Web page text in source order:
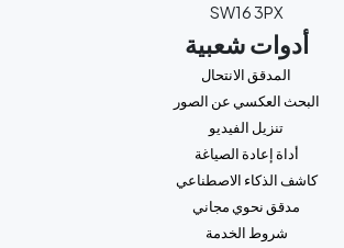
SW16 3PX
أدوات شعبية
المدقق الانتحال
البحث العكسي عن الصور
تنزيل الفيديو
أداة إعادة الصياغة
كاشف الذكاء الاصطناعي
مدقق نحوي مجاني
شروط الخدمة